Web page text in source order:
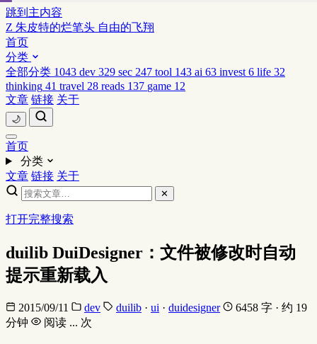
跳到主内容
Z 朱皮特的烂笔头 自由的飞翔
首页
分类
全部分类 1043 dev 329 sec 247 tool 143 ai 63 invest 6 life 32
thinking 41 travel 28 reads 137 game 12
文章 链接 关于
🌙
首页
分类
文章 链接 关于
✕
打开完整搜索
duilib DuiDesigner：文件被修改时自动
提示重新载入
2015/09/11 dev duilib · ui · duidesigner
6458 字 · 约 19
分钟
阅读 ... 次